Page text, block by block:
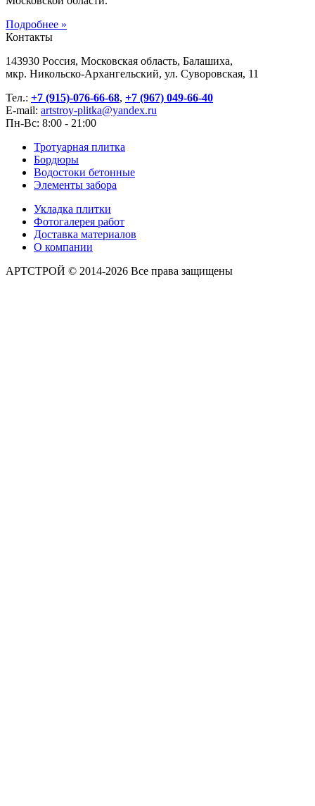
Подробнее »
Контакты
143930 Россия, Московская область, Балашиха,
мкр. Никольско-Архангельский, ул. Суворовская, 11
Тел.: +7 (915)-076-66-68, +7 (967) 049-66-40
E-mail: artstroy-plitka@yandex.ru
Пн-Вс: 8:00 - 21:00
Тротуарная плитка
Бордюры
Водостоки бетонные
Элементы забора
Укладка плитки
Фотогалерея работ
Доставка материалов
О компании
АРТСТРОЙ © 2014-2026 Все права защищены